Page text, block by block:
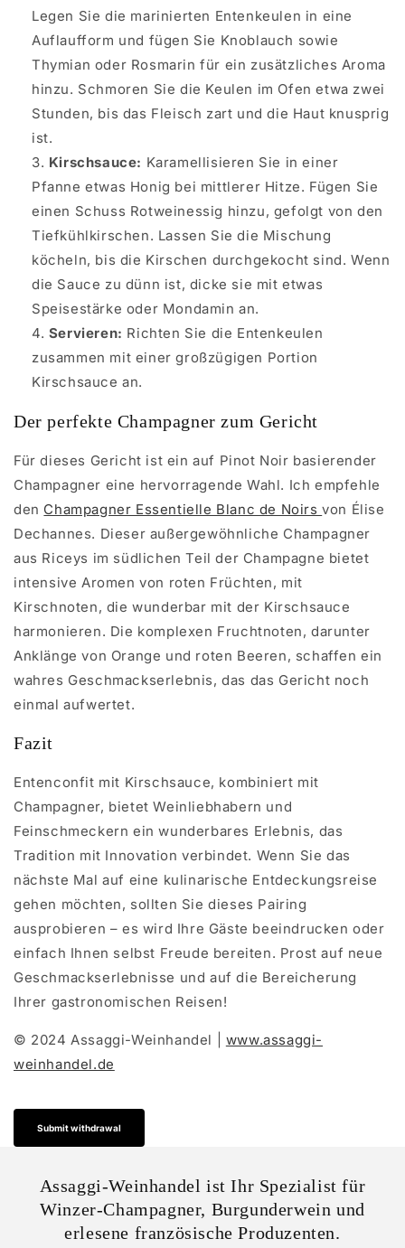
Legen Sie die marinierten Entenkeulen in eine
Auflaufform und fügen Sie Knoblauch sowie
Thymian oder Rosmarin für ein zusätzliches Aroma
hinzu. Schmoren Sie die Keulen im Ofen etwa zwei
Stunden, bis das Fleisch zart und die Haut knusprig
ist.
Kirschsauce: Karamellisieren Sie in einer
Pfanne etwas Honig bei mittlerer Hitze. Fügen Sie
einen Schuss Rotweinessig hinzu, gefolgt von den
Tiefkühlkirschen. Lassen Sie die Mischung
köcheln, bis die Kirschen durchgekocht sind. Wenn
die Sauce zu dünn ist, dicke sie mit etwas
Speisestärke oder Mondamin an.
Servieren: Richten Sie die Entenkeulen
zusammen mit einer großzügigen Portion
Kirschsauce an.
Der perfekte Champagner zum Gericht
Für dieses Gericht ist ein auf Pinot Noir basierender
Champagner eine hervorragende Wahl. Ich empfehle
den Champagner Essentielle Blanc de Noirsvon Élise
Dechannes. Dieser außergewöhnliche Champagner
aus Riceys im südlichen Teil der Champagne bietet
intensive Aromen von roten Früchten, mit
Kirschnoten, die wunderbar mit der Kirschsauce
harmonieren. Die komplexen Fruchtnoten, darunter
Anklänge von Orange und roten Beeren, schaffen ein
wahres Geschmackserlebnis, das das Gericht noch
einmal aufwertet.
Fazit
Entenconfit mit Kirschsauce, kombiniert mit
Champagner, bietet Weinliebhabern und
Feinschmeckern ein wunderbares Erlebnis, das
Tradition mit Innovation verbindet. Wenn Sie das
nächste Mal auf eine kulinarische Entdeckungsreise
gehen möchten, sollten Sie dieses Pairing
ausprobieren – es wird Ihre Gäste beeindrucken oder
einfach Ihnen selbst Freude bereiten. Prost auf neue
Geschmackserlebnisse und auf die Bereicherung
Ihrer gastronomischen Reisen!
© 2024 Assaggi-Weinhandel | www.assaggi-
weinhandel.de
Submit withdrawal
Assaggi-Weinhandel ist Ihr Spezialist für
Winzer-Champagner, Burgunderwein und
erlesene französische Produzenten.